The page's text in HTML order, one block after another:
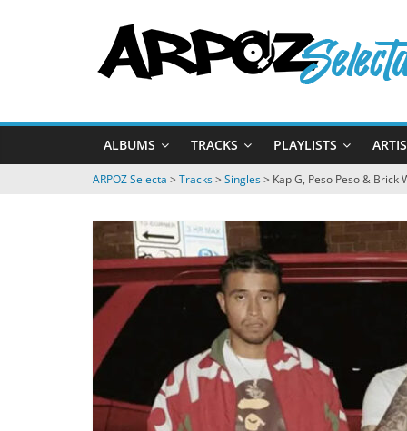
ARPOZ
Selecta
by
ARPOZ
&
ALBUMS TRACKS PLAYLISTS
ARPOZ Selecta > Tracks> Singles> Kap G, Peso Peso & Brick